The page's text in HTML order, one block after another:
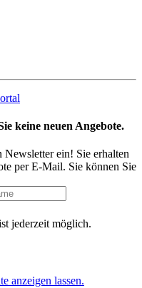
keine neuen Angebote.
Newsletter ein! Sie erhalten
per E-Mail. Sie können Sie
jederzeit möglich.
anzeigen lassen.